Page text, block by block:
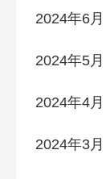
2024年6月
2024年5月
2024年4月
2024年3月